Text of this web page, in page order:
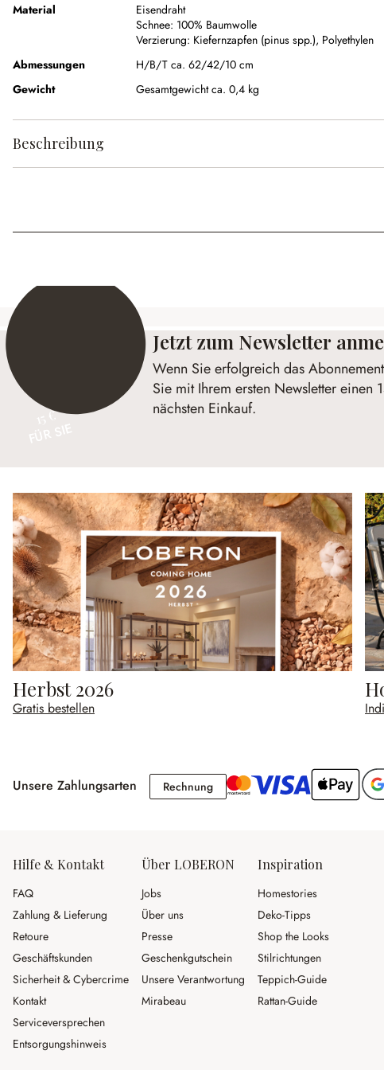
Material
Eisendraht
Schnee: 100% Baumwolle
Verzierung: Kiefernzapfen (pinus spp.), Polyethylen
Abmessungen
H/B/T ca. 62/42/10 cm
Gewicht
Gesamtgewicht ca. 0,4 kg
Beschreibung
15 €
Jetzt zum Newsletter
Wenn Sie erfolgreich das
Sie mit Ihrem ersten Newsletter einen
nächsten Einkauf.
Herbst 2026
Gratis bestellen
Unsere Zahlungsarten RechnungRechnung
Hilfe & Kontakt
FAQ
Zahlung & Lieferung
Retoure
Geschäftskunden
Sicherheit & Cybercrime
Kontakt
Serviceversprechen
Entsorgungshinweis
Über LOBERON
Jobs
Über uns
Presse
Geschenkgutschein
Unsere Verantwortung
Mirabeau
Inspiration
Homestories
Deko-Tipps
Shop the Looks
Stilrichtungen
Teppich-Guide
Rattan-Guide